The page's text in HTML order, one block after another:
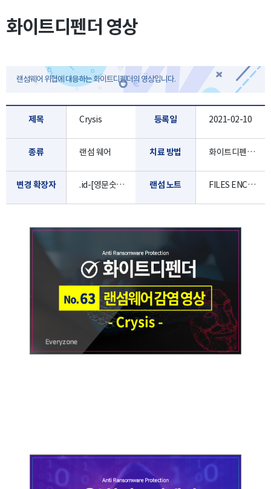
화이트디펜더 영상
랜섬웨어 위협에 대응하는 화이트디펜더의 영상입니다.
제목 Crysis 등록일 2021-02-10
종류 랜섬 웨어 치료 방법 화이트디펜더로 진단/치료 가능합니다.
변경 확장자 .id-[영문숫자8자리].[yourfiles1@cock.li].yoAD 랜섬 노트 FILES ENCRYPTED.txt